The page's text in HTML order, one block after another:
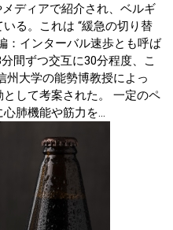
メディアで紹介され、ベルギ
る。これは “緩急の切り替
：インターバル速歩とも呼ば
間ずつ交互に30分程度、こ
州大学の能勢博教授によっ
して考案された。 一定のペ
肺機能や筋力を...